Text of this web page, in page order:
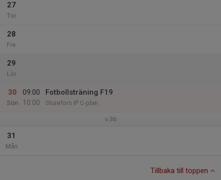
27
Tor
28
Fre
29
Lör
30
Sön
09:00
10:00
Fotbollsträning F19
Sturefors IP C-plan
v.36
31
Mån
Tillbaka till toppen